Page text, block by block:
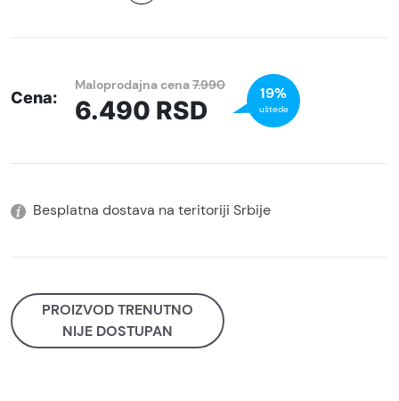
Cena:
Maloprodajna cena7.990
6.490 RSD
19%
uštede
Besplatna dostava na teritoriji Srbije
PROIZVOD TRENUTNO
NIJE DOSTUPAN